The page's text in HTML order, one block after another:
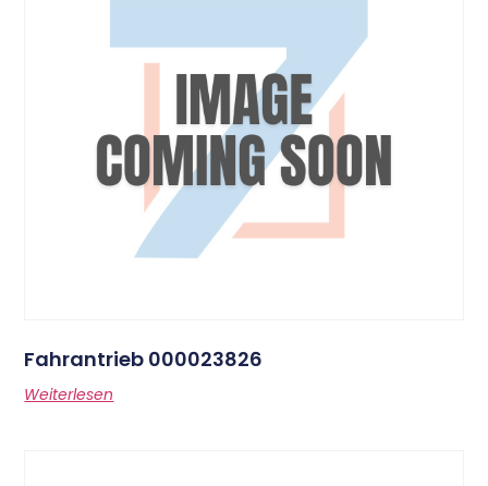
Fahrantrieb 000023826
Weiterlesen